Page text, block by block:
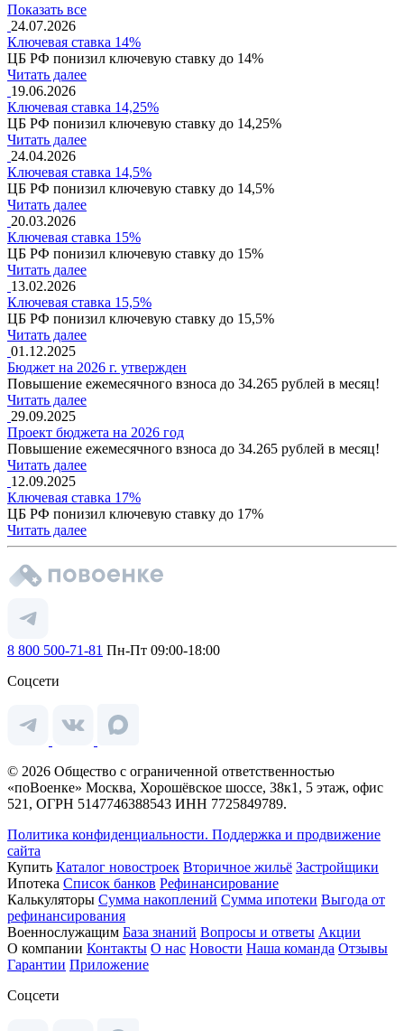
Показать все
24.07.2026
Ключевая ставка 14%
ЦБ РФ понизил ключевую ставку до 14%
Читать далее
19.06.2026
Ключевая ставка 14,25%
ЦБ РФ понизил ключевую ставку до 14,25%
Читать далее
24.04.2026
Ключевая ставка 14,5%
ЦБ РФ понизил ключевую ставку до 14,5%
Читать далее
20.03.2026
Ключевая ставка 15%
ЦБ РФ понизил ключевую ставку до 15%
Читать далее
13.02.2026
Ключевая ставка 15,5%
ЦБ РФ понизил ключевую ставку до 15,5%
Читать далее
01.12.2025
Бюджет на 2026 г. утвержден
Повышение ежемесячного взноса до 34.265 рублей в месяц!
Читать далее
29.09.2025
Проект бюджета на 2026 год
Повышение ежемесячного взноса до 34.265 рублей в месяц!
Читать далее
12.09.2025
Ключевая ставка 17%
ЦБ РФ понизил ключевую ставку до 17%
Читать далее
8 800 500-71-81 Пн-Пт 09:00-18:00
Соцсети
© 2026 Общество с ограниченной ответственностью
«поВоенке» Москва, Хорошёвское шоссе, 38к1, 5 этаж, офис
521, ОГРН 5147746388543 ИНН 7725849789.
Политика конфиденциальности. Поддержка и продвижение
сайта
Купить Каталог новостроек Вторичное жильё Застройщики
Ипотека Список банков Рефинансирование
Калькуляторы Сумма накоплений Сумма ипотеки Выгода от
рефинансирования
Военнослужащим База знаний Вопросы и ответы Акции
О компании Контакты О нас Новости Наша команда Отзывы
Гарантии Приложение
Соцсети